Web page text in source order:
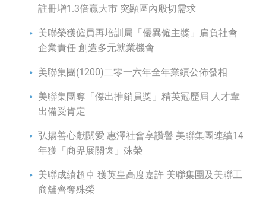
註冊增1.3倍贏大市 突顯區內殷切需求
美聯榮獲僱員再培訓局「優異僱主獎」肩負社會
企業責任 創造多元就業機會
美聯集團(1200)二零一六年全年業績公佈發相
美聯集團奪「傑出推銷員獎」精英冠歷屆 人才輩
出備受肯定
弘揚善心獻關愛 惠澤社會享讚譽 美聯集團連續14
年獲「商界展關懷」殊榮
美聯成績超卓 獲英皇高度嘉許 美聯集團及美聯工
商舖齊奪殊榮